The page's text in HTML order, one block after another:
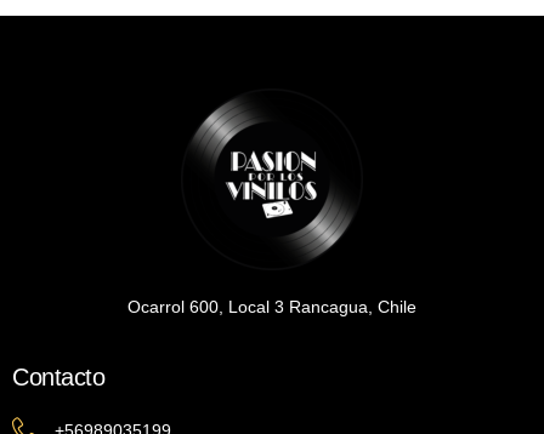
Ocarrol 600, Local 3 Rancagua, Chile
Contacto
+56989035199